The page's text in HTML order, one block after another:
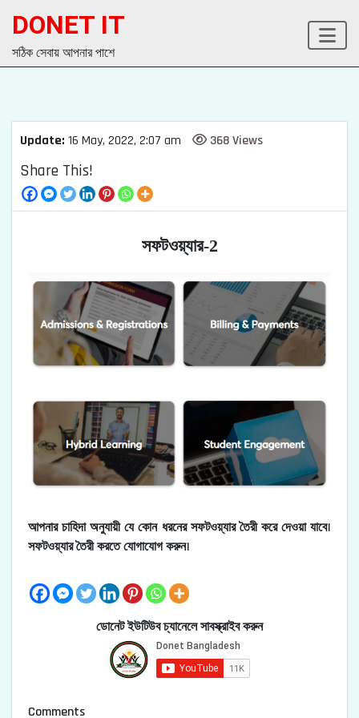
DONET IT
সঠিক সেবায় আপনার পাশে
Update: 16 May, 2022, 2:07 am 368 Views
Share This!
সফটওয়্যার-2
আপনার চাহিদা অনুযায়ী যে কোন ধরনের সফটওয়্যার তৈরী করে দেওয়া যাবে।
সফটওয়্যার তৈরী করতে যোগাযোগ করুন।
ডোনেট ইউটিউব চ্যানেলে সাবস্ক্রাইব করুন
Comments